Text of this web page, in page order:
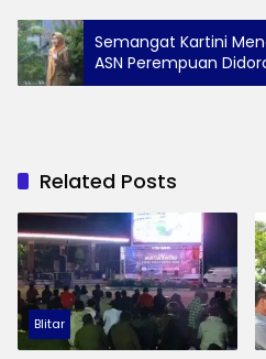
Semangat Kartini
ASN Perempuan
Bahagia
Related Posts
Blitar